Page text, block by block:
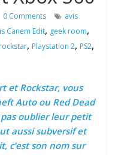
0 Comments
avis
Canem Edit, geek room,
, Playstation 2, PS2,
et Rockstar, vous
Auto ou Red Dead
oublier leur petit
aussi subversif et
c’est son nom sur